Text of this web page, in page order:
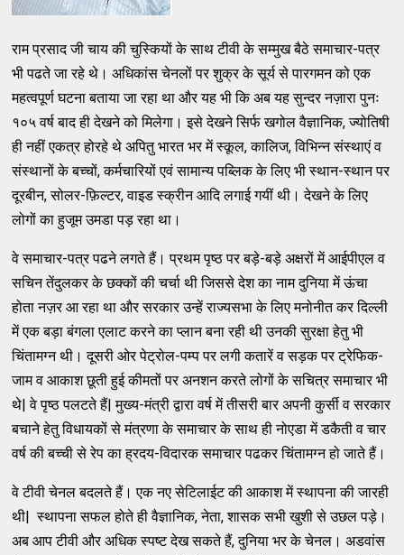
राम प्रसाद जी चाय की चुस्कियों के साथ टीवी के सम्मुख बैठे समाचार-पत्र
भी पढते जा रहे थे। अधिकांस चेनलों पर शुक्र के सूर्य से पारगमन को एक
महत्वपूर्ण घटना बताया जा रहा था और यह भी कि अब यह सुन्दर नज़ारा पुनः
१०५ वर्ष बाद ही देखने को मिलेगा। इसे देखने सिर्फ खगोल वैज्ञानिक, ज्योतिषी
ही नहीं एकत्र होरहे थे अपितु भारत भर में स्कूल, कालिज, विभिन्न संस्थाएं व
संस्थानों के बच्चों, कर्मचारियों एवं सामान्य पब्लिक के लिए भी स्थान-स्थान पर
दूरबीन, सोलर-फ़िल्टर, वाइड स्क्रीन आदि लगाई गयीं थी। देखने के लिए
लोगों का हुजूम उमडा पड़ रहा था।
वे समाचार-पत्र पढने लगते हैं। प्रथम पृष्ठ पर बड़े-बड़े अक्षरों में आईपीएल व
सचिन तेंदुलकर के छक्कों की चर्चा थी जिससे देश का नाम दुनिया में ऊंचा
होता नज़र आ रहा था और सरकार उन्हें राज्यसभा के लिए मनोनीत कर दिल्ली
में एक बड़ा बंगला एलाट करने का प्लान बना रही थी उनकी सुरक्षा हेतु भी
चिंतामग्न थी। दूसरी ओर पेट्रोल-पम्प पर लगी कतारें व सड़क पर ट्रेफिक-
जाम व आकाश छूती हुई कीमतों पर अनशन करते लोगों के सचित्र समाचार भी
थे| वे पृष्ठ पलटते हैं| मुख्य-मंत्री द्वारा वर्ष में तीसरी बार अपनी कुर्सी व सरकार
बचाने हेतु विधायकों से मंत्रणा के समाचार के साथ ही नोएडा में डकैती व चार
वर्ष की बच्ची से रेप का ह्रदय-विदारक समाचार पढकर चिंतामग्न हो जाते हैं।
वे टीवी चेनल बदलते हैं। एक नए सेटिलाईट की आकाश में स्थापना की जारही
थी| स्थापना सफल होते ही वैज्ञानिक, नेता, शासक सभी खुशी से उछल पड़े।
अब आप टीवी और अधिक स्पष्ट देख सकते हैं, दुनिया भर के चेनल। अडवांस